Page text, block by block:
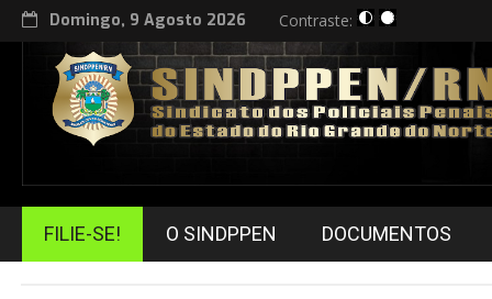
Domingo, 9 Agosto 2026 Contraste:
FILIE-SE! O SINDPPEN DOCUMENTOS